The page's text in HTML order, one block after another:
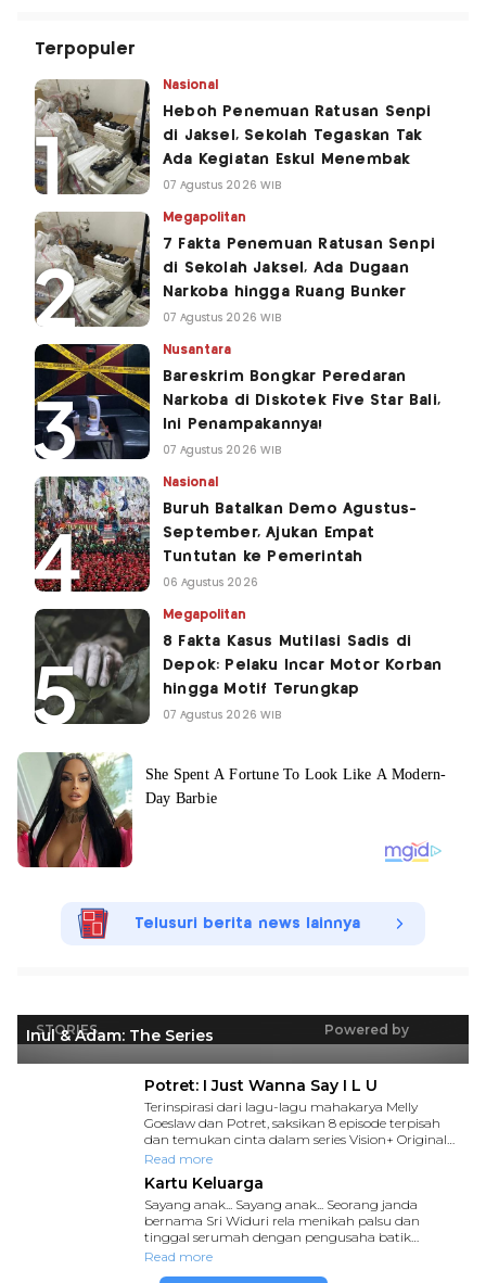
Terpopuler
Nasional
Heboh Penemuan Ratusan Senpi
di Jaksel, Sekolah Tegaskan Tak
Ada Kegiatan Eskul Menembak
07 Agustus 2026 WIB
Megapolitan
7 Fakta Penemuan Ratusan Senpi
di Sekolah Jaksel, Ada Dugaan
Narkoba hingga Ruang Bunker
07 Agustus 2026 WIB
Nusantara
Bareskrim Bongkar Peredaran
Narkoba di Diskotek Five Star Bali,
Ini Penampakannya!
07 Agustus 2026 WIB
Nasional
Buruh Batalkan Demo Agustus-
September, Ajukan Empat
Tuntutan ke Pemerintah
06 Agustus 2026
Megapolitan
8 Fakta Kasus Mutilasi Sadis di
Depok: Pelaku Incar Motor Korban
hingga Motif Terungkap
07 Agustus 2026 WIB
Telusuri berita news lainnya